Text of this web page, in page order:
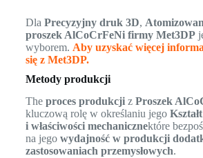
Dla Precyzyjny druk 3D,
proszek AlCoCrFeNi firmy Met3DP
wyborem. Aby uzyskać więcej
się z Met3DP.
Metody produkcji
The proces produkcjiz Proszek
kluczową rolę w określaniu jego
i właściwości mechanicznektóre
na jego wydajność w produkcji
zastosowaniach przemysłowych.